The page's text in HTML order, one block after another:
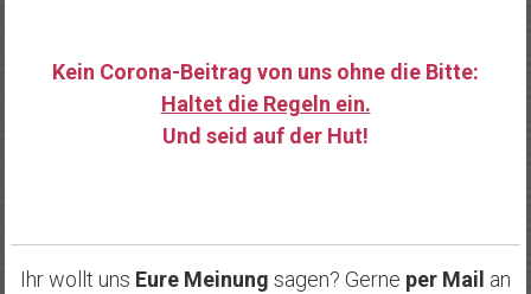
Kein Corona-Beitrag von uns ohne die Bitte:
Haltet die Regeln ein.
Und seid auf der Hut!
Ihr wollt uns Eure Meinung sagen? Gerne per Mail an